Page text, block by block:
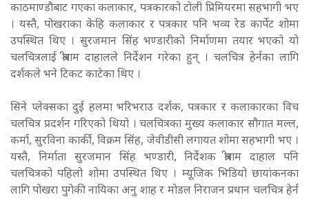
काठमाण्डौबाट गएका कलाकार, पत्रकारको टोली प्रिमियरमा सहभागी भए
। यस्तै, पोखराका केहि कलाकार र पत्रकार पनि भव्य रेड कार्पेट शोमा
उपस्थित थिए । सुरजमान सिंह भण्डारीको निर्माणमा तयार भएको यो
चलचित्रलाई श्रीराम दाहालले निर्देशन गरेका हुन् । चलचित्र हेर्नका लागि
दर्शकले भने टिकट काटेका थिए ।
सिने प्लेक्सका दुई हलमा भरिभराउ दर्शक, पत्रकार र कलाकारका विच
चलचित्र प्रदर्शन गरिएको थियो । चलचित्रका मुख्य कलाकार सौगात मल्ल,
कर्मा, सुरविना कार्की, विक्रम सिंह, जेवीडीसी लगायत शोमा सहभागी भए ।
यस्तै, निर्माता सुरजमान सिंह भण्डारी, निर्देशक श्रीराम दाहाल पनि
चलचित्रको पहिलो शोमा उपस्थित थिए । म्यूजिक भिडियो छायांकनका
लागि पोखरा पुगेकी नायिका अनु शाह र मोडल निराजन प्रधान चलचित्र हेर्न